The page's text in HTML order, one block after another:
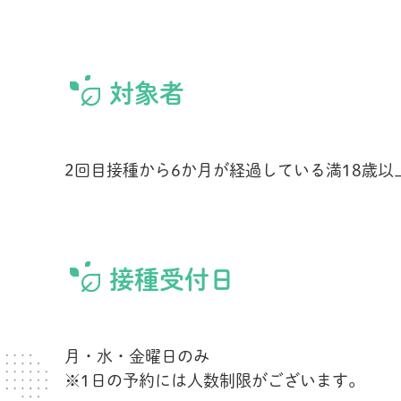
対象者
2回目接種から6か月が経過している満18歳以
接種受付日
月・水・金曜日のみ
※1日の予約には人数制限がございます。